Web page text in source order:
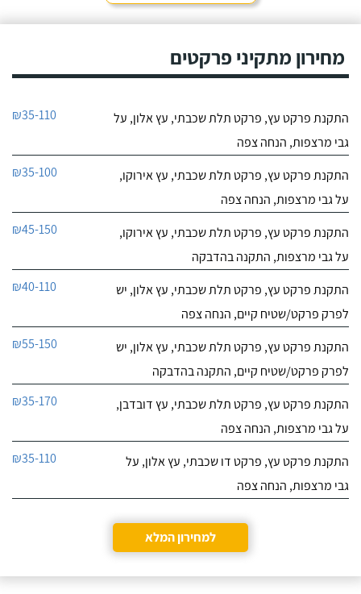
מחירון מתקיני פרקטים
התקנת פרקט עץ, פרקט תלת שכבתי, עץ אלון, על
גבי מרצפות, הנחה צפה
₪35-110
התקנת פרקט עץ, פרקט תלת שכבתי, עץ אירוקו,
על גבי מרצפות, הנחה צפה
₪35-100
התקנת פרקט עץ, פרקט תלת שכבתי, עץ אירוקו,
על גבי מרצפות, התקנה בהדבקה
₪45-150
התקנת פרקט עץ, פרקט תלת שכבתי, עץ אלון, יש
לפרק פרקט/שטיח קיים, הנחה צפה
₪40-110
התקנת פרקט עץ, פרקט תלת שכבתי, עץ אלון, יש
לפרק פרקט/שטיח קיים, התקנה בהדבקה
₪55-150
התקנת פרקט עץ, פרקט תלת שכבתי, עץ דובדבן,
על גבי מרצפות, הנחה צפה
₪35-170
התקנת פרקט עץ, פרקט דו שכבתי, עץ אלון, על
גבי מרצפות, הנחה צפה
₪35-110
למחירון המלא